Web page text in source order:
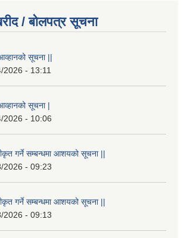
/ बोलपत्र सूचना
सूचना ||
2026 - 13:11
सूचना |
2026 - 10:06
गर्ने सम्बन्धमा आशयको सूचना ||
2026 - 09:23
गर्ने सम्बन्धमा आशयको सूचना ||
2026 - 09:13